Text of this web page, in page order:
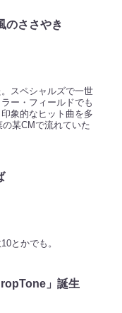
のささやき
スペシャルズで一世
ー・フィールドでも
象的なヒット曲を多
某CMで流れていた
とかでも。
」誕生